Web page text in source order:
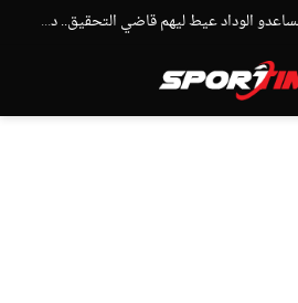
أيت منا: “كاع لي كانو كيساعدو الوداد عيط ليهم قاضي التحقيق.. دابا حتى شي واحد ما بقا باغي يعاون”